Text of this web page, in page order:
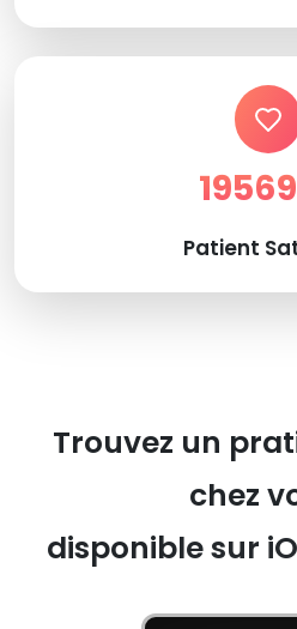
Patient
Trouvez un
chez
disponible sur